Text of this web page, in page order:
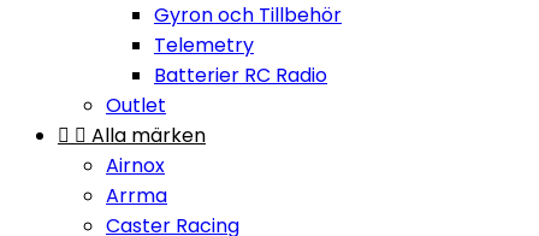
Gyron och Tillbehör
Telemetry
Batterier RC Radio
Outlet
  Alla märken
Airnox
Arrma
Caster Racing